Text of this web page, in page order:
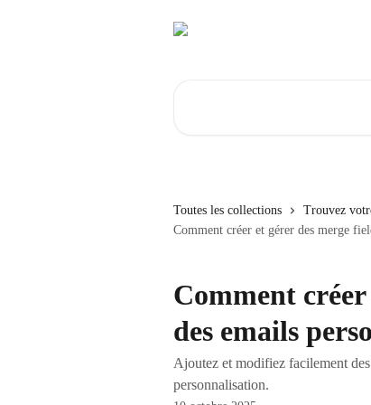
Toutes les collections Trouvez
Comment créer et gérer des merge
Comment
des emails
Ajoutez et modifiez facilement
personnalisation.